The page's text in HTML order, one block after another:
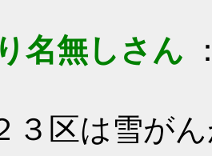
名無しさん
３区は雪が